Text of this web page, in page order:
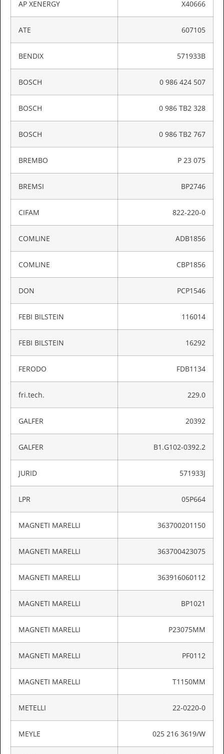
AP XENERGY X40666
ATE 607105
BENDIX 571933B
BOSCH 0 986 424 507
BOSCH 0 986 TB2 328
BOSCH 0 986 TB2 767
BREMBO P 23 075
BREMSI BP2746
CIFAM 822-220-0
COMLINE ADB1856
COMLINE CBP1856
DON PCP1546
FEBI BILSTEIN 116014
FEBI BILSTEIN 16292
FERODO FDB1134
fri.tech. 229.0
GALFER 20392
GALFER B1.G102-0392.2
JURID 571933J
LPR 05P664
MAGNETI MARELLI 363700201150
MAGNETI MARELLI 363700423075
MAGNETI MARELLI 363916060112
MAGNETI MARELLI BP1021
MAGNETI MARELLI P23075MM
MAGNETI MARELLI PF0112
MAGNETI MARELLI T1150MM
METELLI 22-0220-0
MEYLE 025 216 3619/W